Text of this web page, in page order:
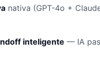
nativa (GPT-4o +
inteligente — IA